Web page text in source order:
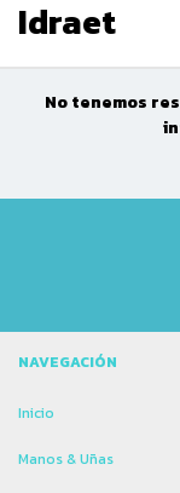
Idraet
No tenemos
NAVEGACIÓN
Inicio
Manos & Uñas